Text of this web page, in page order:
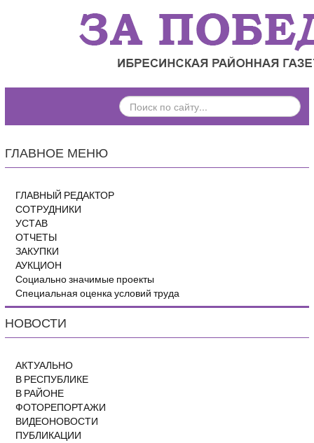
ПОИСК
ПО
ГЛАВНОЕ МЕНЮ
ГЛАВНЫЙ РЕДАКТОР
СОТРУДНИКИ
УСТАВ
ОТЧЕТЫ
ЗАКУПКИ
АУКЦИОН
Социально значимые проекты
Специальная оценка условий труда
НОВОСТИ
АКТУАЛЬНО
В РЕСПУБЛИКЕ
В РАЙОНЕ
ФОТОРЕПОРТАЖИ
ВИДЕОНОВОСТИ
ПУБЛИКАЦИИ